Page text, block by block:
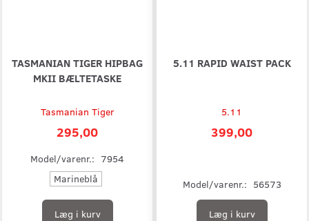
TASMANIAN TIGER HIPBAG
MKII BÆLTETASKE
Tasmanian Tiger
295,00
Model/varenr.: 7954
Marineblå
Læg i kurv
5.11 RAPID WAIST PACK
5.11
399,00
Model/varenr.: 56573
Læg i kurv